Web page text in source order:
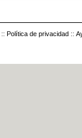
:: Política de privacidad ::